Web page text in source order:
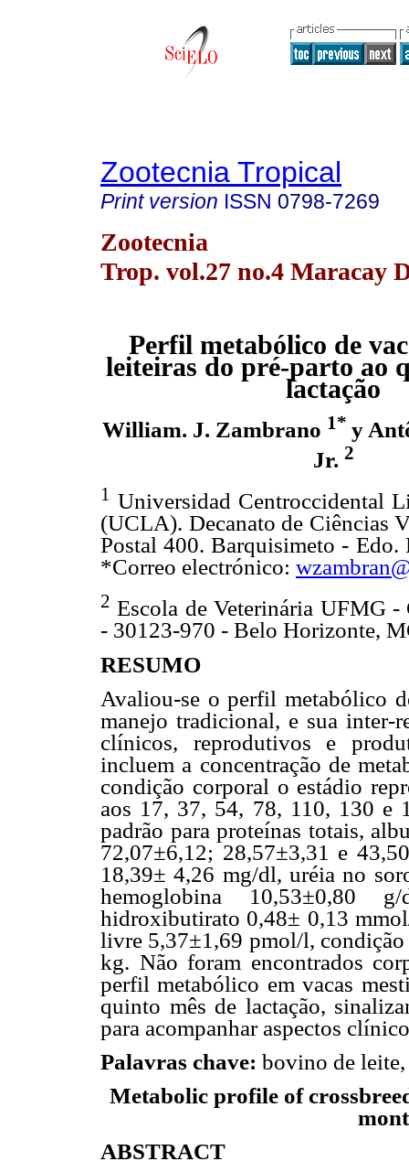
Zootecnia Tropical
Print version ISSN 0798-7269
Zootecnia
Trop. vol.27 no.4 Maracay
Perfil metabólico de
leiteiras do pré-parto ao
lactação
William. J. Zambrano 1* y
Jr. 2
1 Universidad Centroccidental
(UCLA). Decanato de Ciências
Postal 400. Barquisimeto - Edo.
*Correo electrónico:
2 Escola de Veterinária UFMG -
- 30123-970 - Belo Horizonte,
RESUMO
Avaliou-se o perfil metabólico
manejo tradicional, e sua inter-
clínicos, reprodutivos e
incluem a concentração de
condição corporal o estádio
aos 17, 37, 54, 78, 110, 130 e
padrão para proteínas totais,
72,07±6,12; 28,57±3,31 e
18,39± 4,26 mg/dl, uréia no
hemoglobina 10,53±0,80
hidroxibutirato 0,48± 0,13
livre 5,37±1,69 pmol/l,
kg. Não foram encontrados
perfil metabólico em vacas
quinto mês de lactação,
para acompanhar aspectos
Palavras chave: bovino de
Metabolic profile of
ABSTRACT